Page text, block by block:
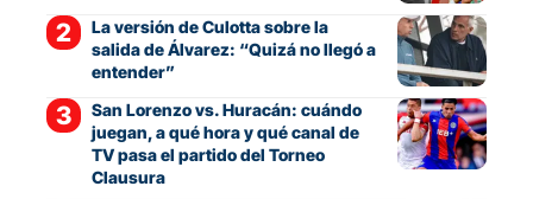
La versión de Culotta sobre la
salida de Álvarez: “Quizá no llegó a
entender”
San Lorenzo vs. Huracán: cuándo
juegan, a qué hora y qué canal de
TV pasa el partido del Torneo
Clausura